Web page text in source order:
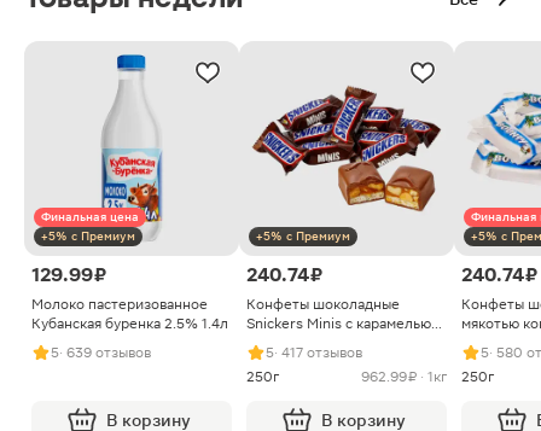
Финальная цена
+5% с Премиум
129.99 ₽
Молоко пастеризованное
Кубанская буренка 2.5% 1.4л
5· 639 отзывов
В корзину
+5% с Премиум
240.74 ₽
Конфеты шоколадные
Snickers Minis с карамелью
арахисом и нугой
5· 417 отзывов
250г
962.99 ₽ · 1кг
В корзину
Финальная
+5% с
240.74 ₽
Конфеты
мякотью
5· 580
250г